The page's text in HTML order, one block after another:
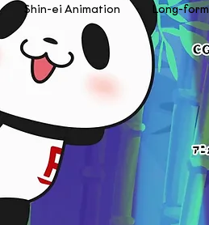
Shin-ei Animation Long-form